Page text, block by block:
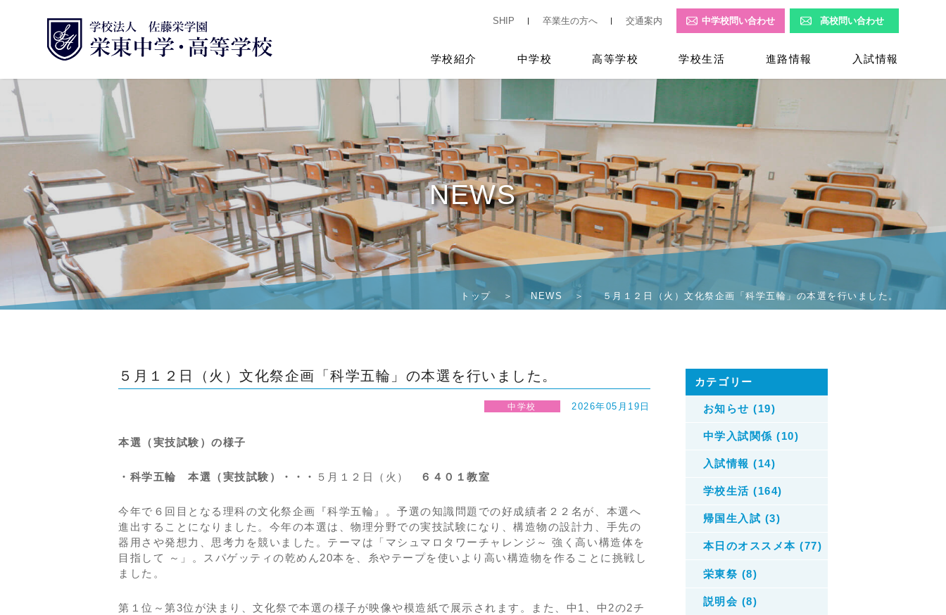
SHIP 卒業生の方へ 交通案内 中学校問い合わせ 高校問い合わせ
学校紹介 中学校 高等学校 学校生活 進路情報 入試情報
NEWS
トップ NEWS ５月１２日（火）文化祭企画「科学五輪」の本選を行いました。
５月１２日（火）文化祭企画「科学五輪」の本選を行いました。
中学校 2026年05月19日
本選（実技試験）の様子
・科学五輪 本選（実技試験）・・・ ５月１２日（火） ６４０１教室
今年で６回目となる理科の文化祭企画『科学五輪』。予選の知識問題での好成績者２２名が、本選へ
進出することになりました。今年の本選は、物理分野での実技試験になり、構造物の設計力、手先の
器用さや発想力、思考力を競いました。テーマは「マシュマロタワーチャレンジ～ 強く高い構造体を
目指して ～」。スパゲッティの乾めん20本を、糸やテープを使いより高い構造物を作ることに挑戦し
ました。
第１位～第3位が決まり、文化祭で本選の様子が映像や模造紙で展示されます。また、中1、中2の2チ
カテゴリー
お知らせ (19)
中学入試関係 (10)
入試情報 (14)
学校生活 (164)
帰国生入試 (3)
本日のオススメ本 (77)
栄東祭 (8)
説明会 (8)